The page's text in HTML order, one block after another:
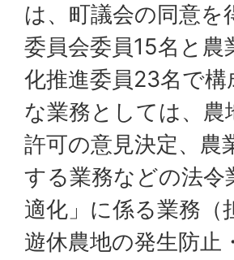
は、町議会の同意
委員会委員15名と
化推進委員23名で
な業務としては、農
許可の意見決定、農
する業務などの法令
適化」に係る業務（
遊休農地の発生防止